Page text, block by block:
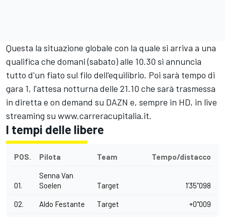
Questa la situazione globale con la quale si arriva a una
qualifica che domani (sabato) alle 10.30 si annuncia
tutto d'un fiato sul filo dell'equilibrio. Poi sarà tempo di
gara 1, l'attesa notturna delle 21.10 che sarà trasmessa
in diretta e on demand su DAZN e, sempre in HD, in live
streaming su www.carreracupitalia.it.
I tempi delle libere
POS. Pilota Team Tempo/distacco
01.
Senna Van
Soelen
Target 1’35”098
02. Aldo Festante Target +0"009